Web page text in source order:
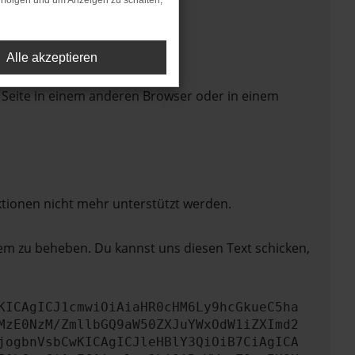
in einem anderen Browser oder in einem
nicht mehr unterstützt werden.
zu beheben. Du kannst uns diesen Text schicken,
ZmllbGQ9aW50ZXJuYWxOdW1iZXImd2
Alle akzeptieren